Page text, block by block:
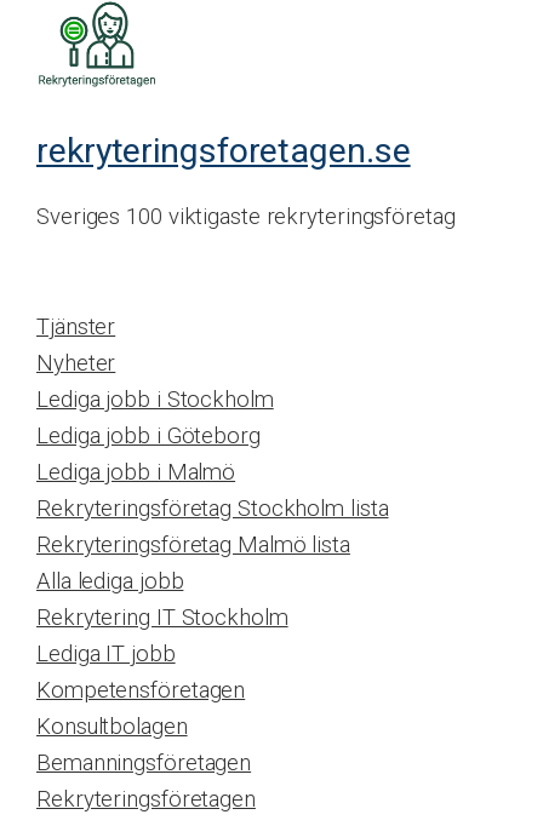
rekryteringsforetagen.se
Sveriges 100 viktigaste rekryteringsföretag
Tjänster
Nyheter
Lediga jobb i Stockholm
Lediga jobb i Göteborg
Lediga jobb i Malmö
Rekryteringsföretag Stockholm lista
Rekryteringsföretag Malmö lista
Alla lediga jobb
Rekrytering IT Stockholm
Lediga IT jobb
Kompetensföretagen
Konsultbolagen
Bemanningsföretagen
Rekryteringsföretagen